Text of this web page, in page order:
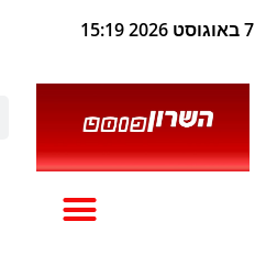
7 באוגוסט 2026 15:19